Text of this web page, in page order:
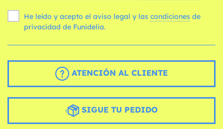
He leído y acepto el aviso legal y las condiciones
privacidad de Funidelia.
ATENCIÓN AL CLIENTE
SIGUE TU PEDIDO